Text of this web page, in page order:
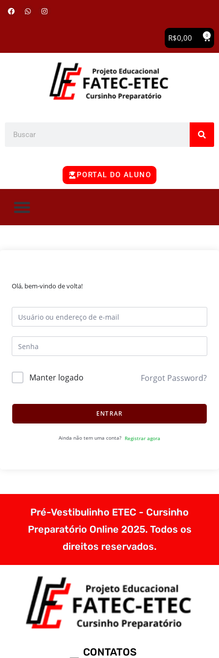
R$0,00 0
PORTAL DO ALUNO
Olá, bem-vindo de volta!
Manter logado Forgot Password?
ENTRAR
Ainda não tem uma conta? Registrar agora
Pré-Vestibulinho ETEC - Cursinho
Preparatório Online 2025. Todos os
direitos reservados.
CONTATOS